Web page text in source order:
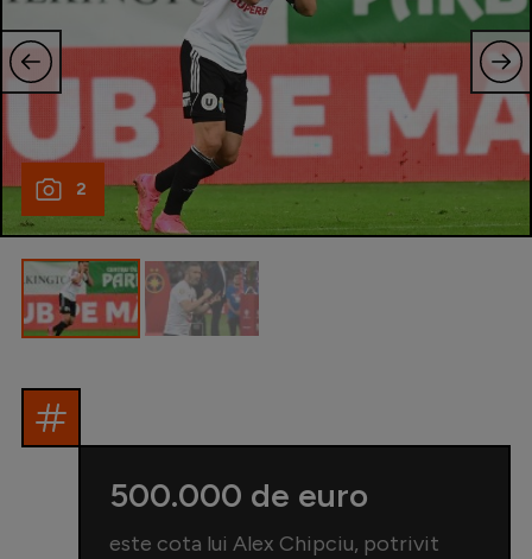
JO 2026
Intră în cont
Creează cont
2
500.000 de euro
este cota lui Alex Chipciu, potrivit